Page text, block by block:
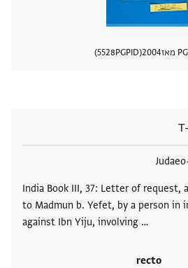
2004
PGPID
5528
India Book III, 37: Letter of request,
to Madmun b. Yefet, by a person in
against Ibn Yiju, involving …
recto